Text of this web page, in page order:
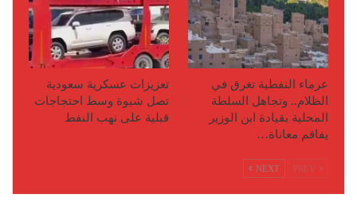
عرماء النفطية تغرق في
الظلام.. وتجاهل السلطة
المحلية بقيادة ابن الوزير
يفاقم معاناة…
تعزيزات عسكرية سعودية
تصل شبوة وسط احتجاجات
قبلية على نهب النفط
NEXT